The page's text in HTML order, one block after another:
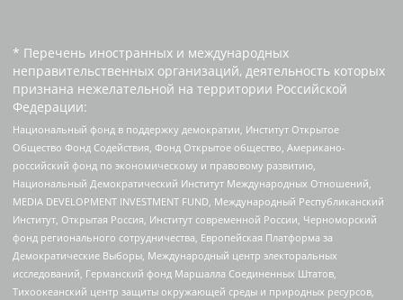
* Перечень иностранных и международных
неправительственных организаций, деятельность которых
признана нежелательной на территории Российской
Федерации:
Национальный фонд в поддержку демократии, Институт Открытое
Общество Фонд Содействия, Фонд Открытое общество, Американо-
российский фонд по экономическому и правовому развитию,
Национальный Демократический Институт Международных Отношений,
MEDIA DEVELOPMENT INVESTMENT FUND, Международный Республиканский
Институт, Открытая Россия, Институт современной России, Черноморский
фонд регионального сотрудничества, Европейская Платформа за
Демократические Выборы, Международный центр электоральных
исследований, Германский фонд Маршалла Соединенных Штатов,
Тихоокеанский центр защиты окружающей среды и природных ресурсов,